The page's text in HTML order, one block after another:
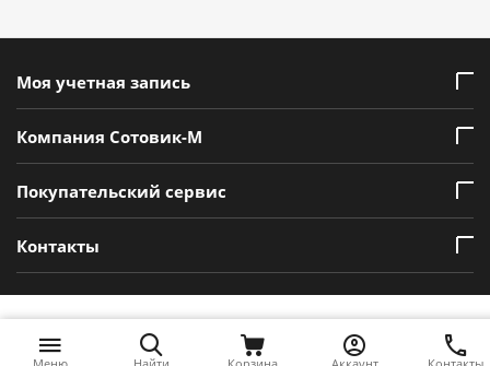
Моя учетная запись
Компания Сотовик-М
Покупательский сервис
Контакты
Меню Найти Корзина Аккаунт Контакты